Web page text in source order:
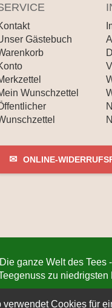
verwendet Cookies für
Gästebuch
Wunschzettel
✉ ONLINE-
Die ganze Welt des Tees
zu